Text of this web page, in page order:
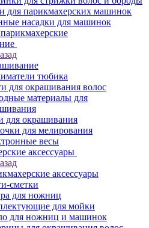
для парикмахерских машинок
насадки для машинок
тюбика
для окрашивания волос
материалы для
для окрашивания
для мелирования
весы
аксессуары
аксессуары
сметки
для ножниц
для мойки
для ножниц и машинок